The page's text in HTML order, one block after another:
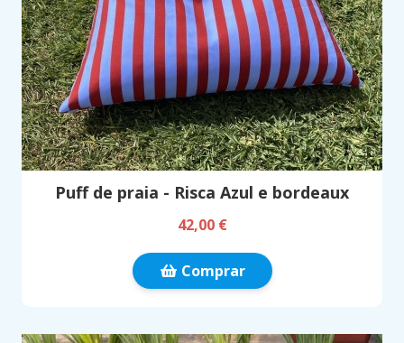
Puff de praia - Risca Azul e bordeaux
42,00 €
Comprar